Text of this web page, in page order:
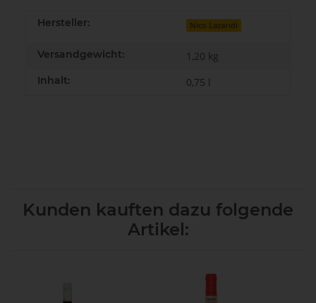
Hersteller: Nico Lazaridi
Versandgewicht: 1,20 kg
Inhalt: 0,75 l
Kunden kauften dazu folgende
Artikel: